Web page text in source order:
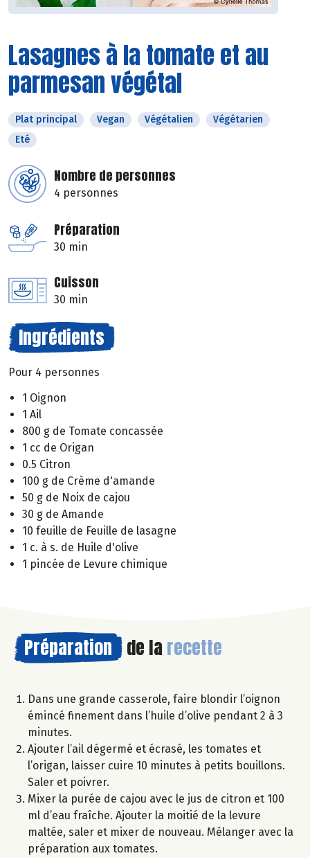
Lasagnes à la tomate et au
parmesan végétal
Plat principal Vegan Végétalien
Végétarien
Eté
Nombre de personnes
4 personnes
Préparation
30 min
Cuisson
30 min
Ingrédients
Pour 4 personnes
1 Oignon
1 Ail
800 g de Tomate concassée
1 cc de Origan
0.5 Citron
100 g de Crème d'amande
50 g de Noix de cajou
30 g de Amande
10 feuille de Feuille de lasagne
1 c. à s. de Huile d'olive
1 pincée de Levure chimique
Préparation de la recette
Dans une grande casserole, faire blondir l’oignon
émincé finement dans l’huile d’olive pendant 2 à 3
minutes.
Ajouter l’ail dégermé et écrasé, les tomates et
l’origan, laisser cuire 10 minutes à petits bouillons.
Saler et poivrer.
Mixer la purée de cajou avec le jus de citron et 100
ml d’eau fraîche. Ajouter la moitié de la levure
maltée, saler et mixer de nouveau. Mélanger avec la
préparation aux tomates.